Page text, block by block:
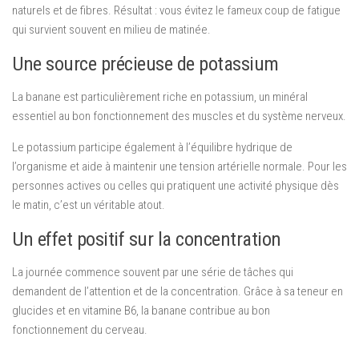
naturels et de fibres. Résultat : vous évitez le fameux coup de fatigue
qui survient souvent en milieu de matinée.
Une source précieuse de potassium
La banane est particulièrement riche en potassium, un minéral
essentiel au bon fonctionnement des muscles et du système nerveux.
Le potassium participe également à l’équilibre hydrique de
l’organisme et aide à maintenir une tension artérielle normale. Pour les
personnes actives ou celles qui pratiquent une activité physique dès
le matin, c’est un véritable atout.
Un effet positif sur la concentration
La journée commence souvent par une série de tâches qui
demandent de l’attention et de la concentration. Grâce à sa teneur en
glucides et en vitamine B6, la banane contribue au bon
fonctionnement du cerveau.